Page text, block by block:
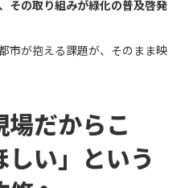
その取り組みが緑化の普及啓発
市が抱える課題が、そのまま映
だからこ
い」という